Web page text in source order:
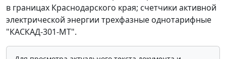
в границах Краснодарского края; счетчики активной
электрической энергии трехфазные однотарифные
"КАСКАД-301-МТ".